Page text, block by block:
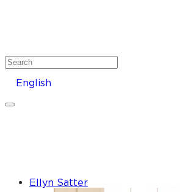
Search
English
Ellyn Satter